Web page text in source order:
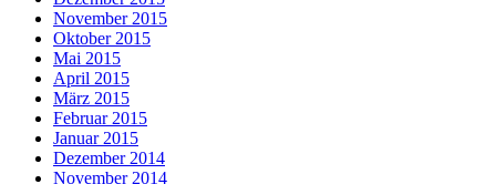
November 2015
Oktober 2015
Mai 2015
April 2015
März 2015
Februar 2015
Januar 2015
Dezember 2014
November 2014